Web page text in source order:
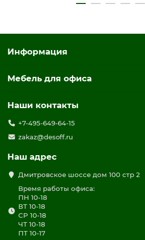
двери в правом/левом положении
многократной сборки
цвет дуб гладстоун / белый
Информация
Мебель для офиса
Наши контакты
+7-495-649-64-15
zakaz@desoff.ru
Наш адрес
Дмитровское шоссе дом 100 стр 2
Время работы офиса:
ПН 10-18
ВТ 10-18
СР 10-18
ЧТ 10-18
ПТ 10-17